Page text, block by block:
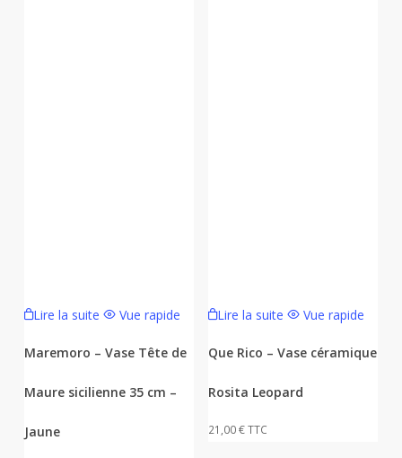
Lire la suite Vue rapide
Maremoro – Vase Tête de
Maure sicilienne 35 cm –
Jaune
Lire la suite Vue rapide
Que Rico – Vase céramique
Rosita Leopard
21,00€TTC